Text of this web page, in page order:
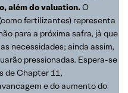
além do valuation.O
fertilizantes) representa
para a próxima safra, já que
necessidades; ainda assim,
pressionadas. Espera-se
de Chapter 11,
e do aumento do